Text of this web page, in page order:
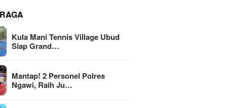
Kula Mani Tennis Village Ubud
Siap Grand…
Mantap! 2 Personel Polres
Ngawi, Raih Ju…